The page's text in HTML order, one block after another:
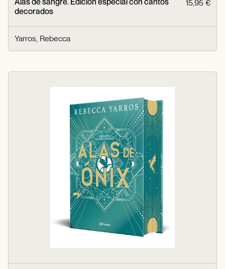
decorados
15,95 €
Yarros, Rebecca